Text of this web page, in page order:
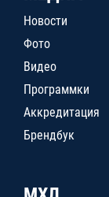
Новости
Фото
Видео
Программки
Аккредитация
Брендбук